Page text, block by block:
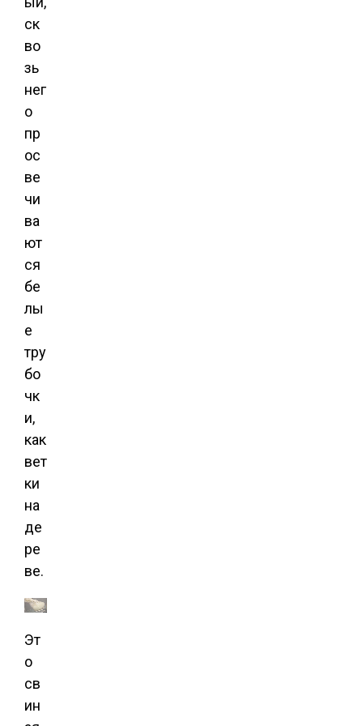
ск
во
зь
нег
о
пр
ос
ве
чи
ва
ют
ся
бе
лы
е
тру
бо
чк
и,
как
вет
ки
на
де
ре
ве.
Эт
о
св
ин